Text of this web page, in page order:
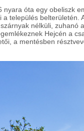
óta egy obeliszk
település belterületén.
nélküli, zuhanó
Hejcén a
a mentésben